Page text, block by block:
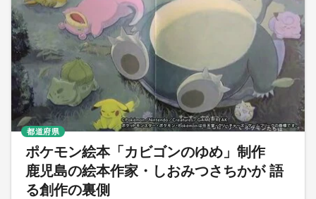
ポケモン絵本「カビゴンのゆめ」制作
鹿児島の絵本作家・しおみつさちかが 語
る創作の裏側
都道府県